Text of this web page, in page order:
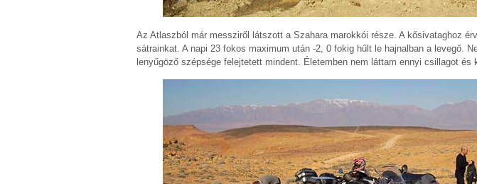
Az Atlaszból már messziről látszott a Szahara marokkói része. A kősivataghoz
sátrainkat. A napi 23 fokos maximum után -2, 0 fokig hűlt le hajnalban a levegő.
lenyűgöző szépsége felejtetett mindent. Életemben nem láttam ennyi csillagot és